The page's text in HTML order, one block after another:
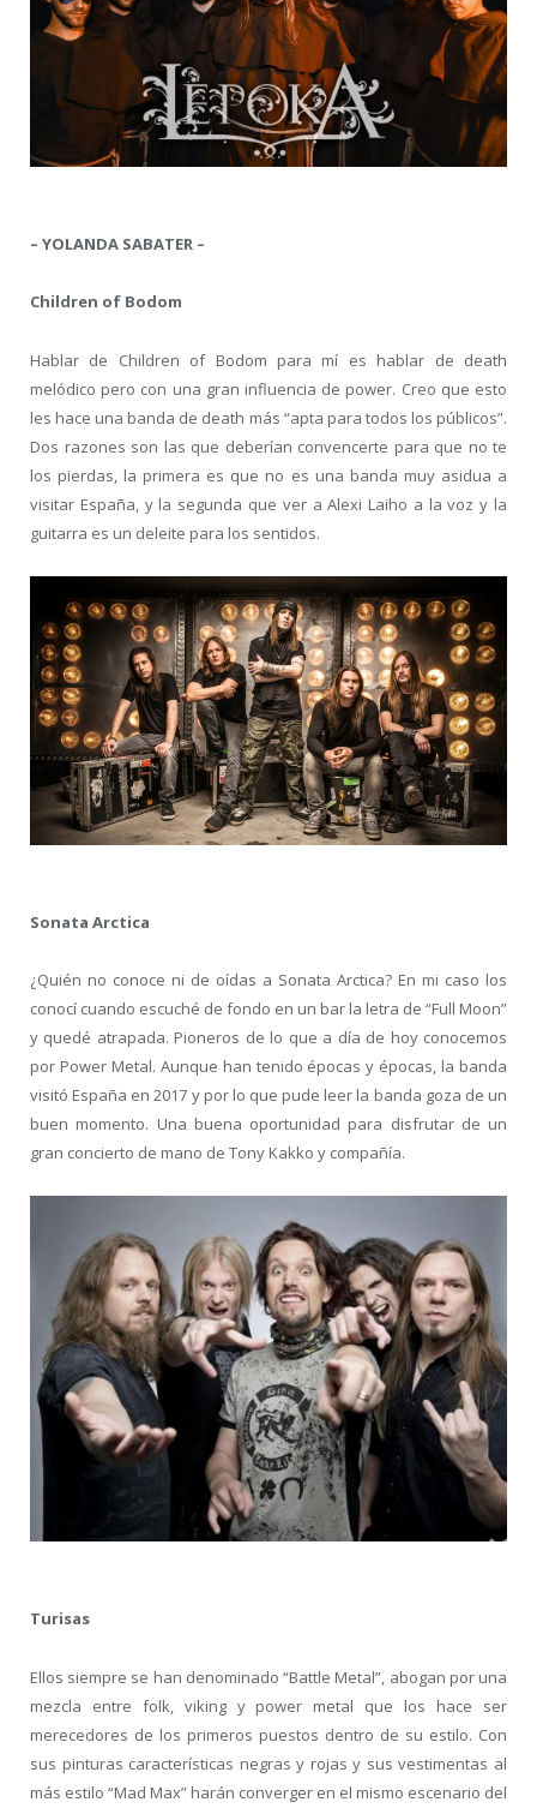
– YOLANDA SABATER –
Children of Bodom
Hablar de Children of Bodom para mí es hablar de death
melódico pero con una gran influencia de power. Creo que esto
les hace una banda de death más “apta para todos los públicos”.
Dos razones son las que deberían convencerte para que no te
los pierdas, la primera es que no es una banda muy asidua a
visitar España, y la segunda que ver a Alexi Laiho a la voz y la
guitarra es un deleite para los sentidos.
Sonata Arctica
¿Quién no conoce ni de oídas a Sonata Arctica? En mi caso los
conocí cuando escuché de fondo en un bar la letra de “Full Moon”
y quedé atrapada. Pioneros de lo que a día de hoy conocemos
por Power Metal. Aunque han tenido épocas y épocas, la banda
visitó España en 2017 y por lo que pude leer la banda goza de un
buen momento. Una buena oportunidad para disfrutar de un
gran concierto de mano de Tony Kakko y compañía.
Turisas
Ellos siempre se han denominado “Battle Metal”, abogan por una
mezcla entre folk, viking y power metal que los hace ser
merecedores de los primeros puestos dentro de su estilo. Con
sus pinturas características negras y rojas y sus vestimentas al
más estilo “Mad Max” harán converger en el mismo escenario del